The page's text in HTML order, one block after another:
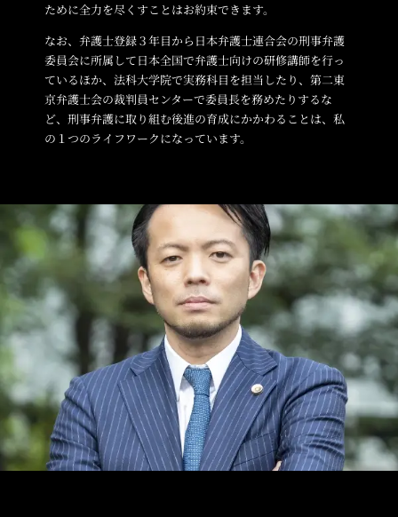
ために全力を尽くすことはお約束できます。
なお、弁護士登録３年目から日本弁護士連合会の刑事弁護
委員会に所属して日本全国で弁護士向けの研修講師を行っ
ているほか、法科大学院で実務科目を担当したり、第二東
京弁護士会の裁判員センターで委員長を務めたりするな
ど、刑事弁護に取り組む後進の育成にかかわることは、私
の１つのライフワークになっています。